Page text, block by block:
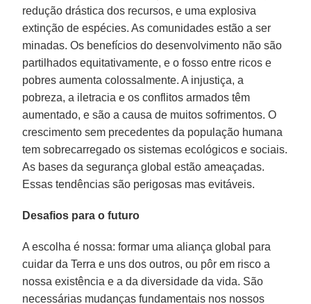
redução drástica dos recursos, e uma explosiva
extinção de espécies. As comunidades estão a ser
minadas. Os benefícios do desenvolvimento não são
partilhados equitativamente, e o fosso entre ricos e
pobres aumenta colossalmente. A injustiça, a
pobreza, a iletracia e os conflitos armados têm
aumentado, e são a causa de muitos sofrimentos. O
crescimento sem precedentes da população humana
tem sobrecarregado os sistemas ecológicos e sociais.
As bases da segurança global estão ameaçadas.
Essas tendências são perigosas mas evitáveis.
Desafios para o futuro
A escolha é nossa: formar uma aliança global para
cuidar da Terra e uns dos outros, ou pôr em risco a
nossa existência e a da diversidade da vida. São
necessárias mudanças fundamentais nos nossos